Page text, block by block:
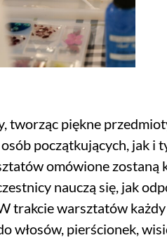
tworząc piękne
początkujących, jak i
omówione zostaną
nauczą się, jak
trakcie warsztatów
pierścionek,